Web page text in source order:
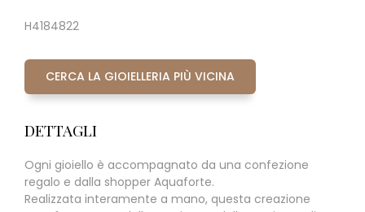
H4184822
CERCA LA GIOIELLERIA PIÙ VICINA
DETTAGLI
Ogni gioiello è accompagnato da una confezione
regalo e dalla shopper Aquaforte.
Realizzata interamente a mano, questa creazione